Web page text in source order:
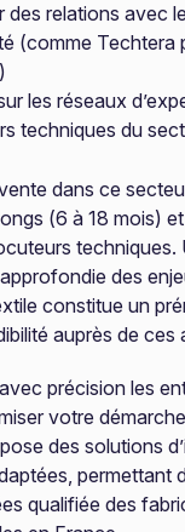
des relations avec
(comme Techtera
les réseaux
techniques du
dans ce
(6 à 18 mois)
techniques.
des
constitue un
auprès de ces
précision les
votre
des solutions
permettant
qualifiée des